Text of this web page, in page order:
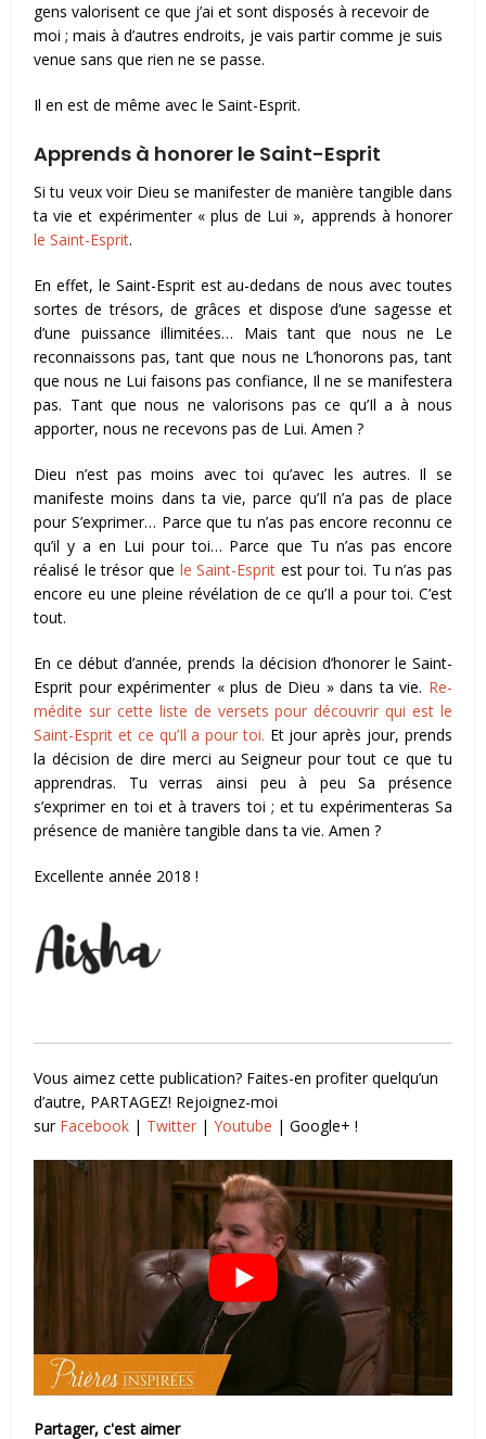
gens valorisent ce que j’ai et sont disposés à recevoir de
moi ; mais à d’autres endroits, je vais partir comme je suis
venue sans que rien ne se passe.
Il en est de même avec le Saint-Esprit.
Apprends à honorer le Saint-Esprit
Si tu veux voir Dieu se manifester de manière tangible dans
ta vie et expérimenter « plus de Lui », apprends à honorer
le Saint-Esprit.
En effet, le Saint-Esprit est au-dedans de nous avec toutes
sortes de trésors, de grâces et dispose d’une sagesse et
d’une puissance illimitées… Mais tant que nous ne Le
reconnaissons pas, tant que nous ne L’honorons pas, tant
que nous ne Lui faisons pas confiance, Il ne se manifestera
pas. Tant que nous ne valorisons pas ce qu’Il a à nous
apporter, nous ne recevons pas de Lui. Amen ?
Dieu n’est pas moins avec toi qu’avec les autres. Il se
manifeste moins dans ta vie, parce qu’Il n’a pas de place
pour S’exprimer… Parce que tu n’as pas encore reconnu ce
qu’il y a en Lui pour toi… Parce que Tu n’as pas encore
réalisé le trésor que le Saint-Esprit est pour toi. Tu n’as pas
encore eu une pleine révélation de ce qu’Il a pour toi. C’est
tout.
En ce début d’année, prends la décision d’honorer le Saint-
Esprit pour expérimenter « plus de Dieu » dans ta vie. Re-
médite sur cette liste de versets pour découvrir qui est le
Saint-Esprit et ce qu’Il a pour toi. Et jour après jour, prends
la décision de dire merci au Seigneur pour tout ce que tu
apprendras. Tu verras ainsi peu à peu Sa présence
s’exprimer en toi et à travers toi ; et tu expérimenteras Sa
présence de manière tangible dans ta vie. Amen ?
Excellente année 2018 !
Vous aimez cette publication? Faites-en profiter quelqu’un
d’autre, PARTAGEZ! Rejoignez-moi
sur Facebook | Twitter |Youtube | Google+ !
Partager, c'est aimer